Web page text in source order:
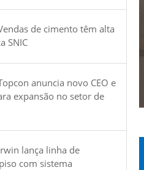
de cimento têm alta
SNIC
anuncia novo CEO e
expansão no setor de
lança linha de
com sistema